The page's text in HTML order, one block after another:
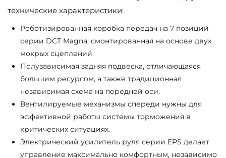
технические характеристики:
Роботизированная коробка передач на 7 позиций
серии DCT Magna, смонтированная на основе двух
мокрых сцеплений.
Полузависимая задняя подвеска, отличающаяся
большим ресурсом, а также традиционная
независимая схема на передней оси.
Вентилируемые механизмы спереди нужны для
эффективной работы системы торможения в
критических ситуациях.
Электрический усилитель руля серии EPS делает
управление максимально комфортным, независимо